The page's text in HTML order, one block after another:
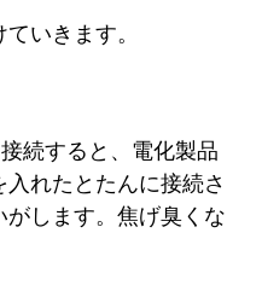
いきます。
続すると、電化製品
れたとたんに接続さ
します。焦げ臭くな